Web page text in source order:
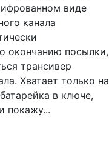
виде
канала
окончанию посылки,
трансивер
Хватает только на
в ключе,
покажу...